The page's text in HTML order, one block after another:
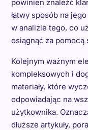
powinien znaleźć
łatwy sposób na
w analizie tego, co
osiągnąć za pomocą
Kolejnym ważnym
kompleksowych i
materiały, które
odpowiadając na
użytkownika.
dłuższe artykuły,